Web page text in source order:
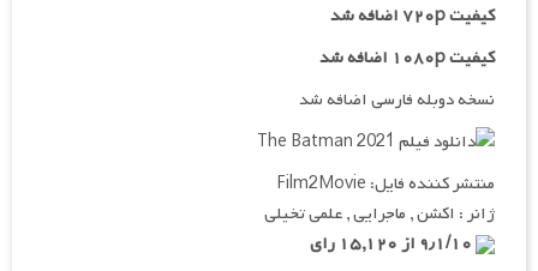
کیفیت ۷۲۰p اضافه شد
کیفیت ۱۰۸۰p اضافه شد
نسخه دوبله فارسی اضافه شد
منتشر کننده فایل: Film2Movie
ژانر : اکشن , ماجرایی , علمی تخیلی